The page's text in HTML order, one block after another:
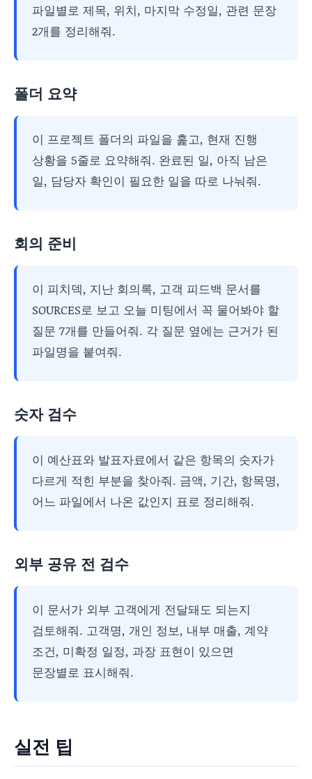
파일별로 제목, 위치, 마지막 수정일, 관련 문장
2개를 정리해줘.
폴더 요약
이 프로젝트 폴더의 파일을 훑고, 현재 진행
상황을 5줄로 요약해줘. 완료된 일, 아직 남은
일, 담당자 확인이 필요한 일을 따로 나눠줘.
회의 준비
이 피치덱, 지난 회의록, 고객 피드백 문서를
SOURCES로 보고 오늘 미팅에서 꼭 물어봐야 할
질문 7개를 만들어줘. 각 질문 옆에는 근거가 된
파일명을 붙여줘.
숫자 검수
이 예산표와 발표자료에서 같은 항목의 숫자가
다르게 적힌 부분을 찾아줘. 금액, 기간, 항목명,
어느 파일에서 나온 값인지 표로 정리해줘.
외부 공유 전 검수
이 문서가 외부 고객에게 전달돼도 되는지
검토해줘. 고객명, 개인 정보, 내부 매출, 계약
조건, 미확정 일정, 과장 표현이 있으면
문장별로 표시해줘.
실전 팁